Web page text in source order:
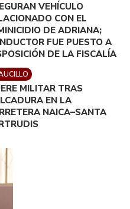
VEHÍCULO
CON EL
DE ADRIANA;
FUE PUESTO A
DE LA FISCALÍA
MILITAR TRAS
EN LA
NAICA–SANTA